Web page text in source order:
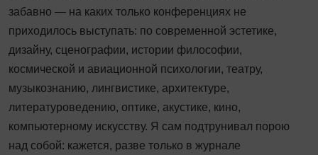
забавно — на каких только конференциях не
приходилось выступать: по современной эстетике,
дизайну, сценографии, истории философии,
космической и авиационной психологии, театру,
музыкознанию, лингвистике, архитектуре,
литературоведению, оптике, акустике, кино,
компьютерному искусству. Я сам подтрунивал порою
над собой: кажется, разве только в журнале